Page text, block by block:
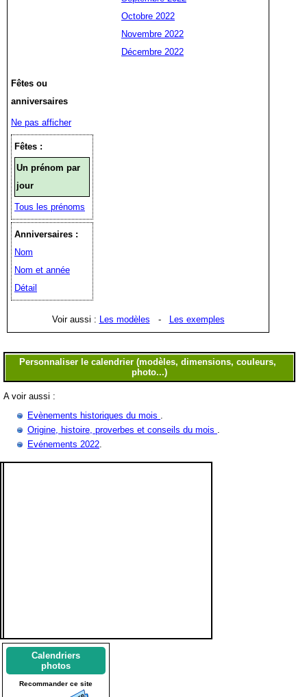
Octobre 2022
Novembre 2022
Décembre 2022
Fêtes ou
anniversaires
Ne pas afficher
Fêtes :
Un prénom par
jour
Tous les prénoms
Anniversaires :
Nom
Nom et année
Détail
Voir aussi : Les modèles - Les exemples
A voir aussi :
Evènements historiques du mois .
Origine, histoire, proverbes et conseils du mois .
Evénements 2022.
Calendriers
photos
Recommander ce site